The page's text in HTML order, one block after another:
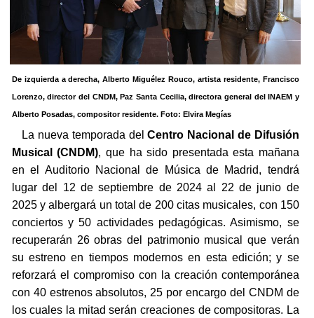
De izquierda a derecha, Alberto Miguélez Rouco, artista residente, Francisco
Lorenzo, director del CNDM, Paz Santa Cecilia, directora general del INAEM y
Alberto Posadas, compositor residente. Foto: Elvira Megías
La nueva temporada del Centro Nacional de Difusión
Musical (CNDM), que ha sido presentada esta mañana
en el Auditorio Nacional de Música de Madrid, tendrá
lugar del 12 de septiembre de 2024 al 22 de junio de
2025 y albergará un total de 200 citas musicales, con 150
conciertos y 50 actividades pedagógicas. Asimismo, se
recuperarán 26 obras del patrimonio musical que verán
su estreno en tiempos modernos en esta edición; y se
reforzará el compromiso con la creación contemporánea
con 40 estrenos absolutos, 25 por encargo del CNDM de
los cuales la mitad serán creaciones de compositoras. La